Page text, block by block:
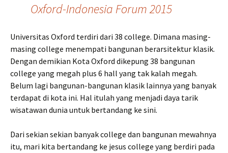
Oxford-Indonesia Forum 2015
Universitas Oxford terdiri dari 38 college. Dimana masing-
masing college menempati bangunan berarsitektur klasik.
Dengan demikian Kota Oxford dikepung 38 bangunan
college yang megah plus 6 hall yang tak kalah megah.
Belum lagi bangunan-bangunan klasik lainnya yang banyak
terdapat di kota ini. Hal itulah yang menjadi daya tarik
wisatawan dunia untuk bertandang ke sini.
Dari sekian sekian banyak college dan bangunan mewahnya
itu, mari kita bertandang ke jesus college yang berdiri pada